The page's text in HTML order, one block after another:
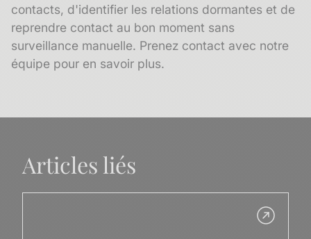
contacts, d'identifier les relations dormantes et de
reprendre contact au bon moment sans
surveillance manuelle. Prenez contact avec notre
équipe pour en savoir plus.
Articles liés